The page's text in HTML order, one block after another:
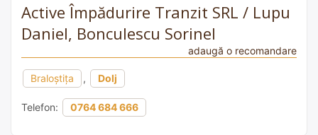
Active Împădurire Tranzit SRL / Lupu
Daniel, Bonculescu Sorinel
adaugă o recomandare
Braloștița , Dolj
Telefon: 0764 684 666